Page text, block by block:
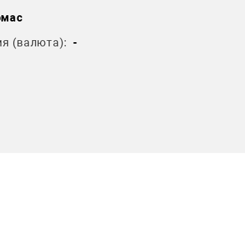
(валюта): -